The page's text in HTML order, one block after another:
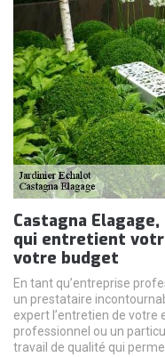
Castagna
qui entretient
votre budget
En tant qu’entreprise
un prestataire
expert l’entretien de votre
professionnel ou un
travail de qualité qui